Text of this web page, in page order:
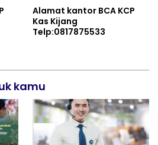
Alamat kantor BCA KCP
Kas Kijang
Telp:0817875533
kamu